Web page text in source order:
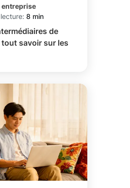
entreprise
8 min
de
savoir sur les